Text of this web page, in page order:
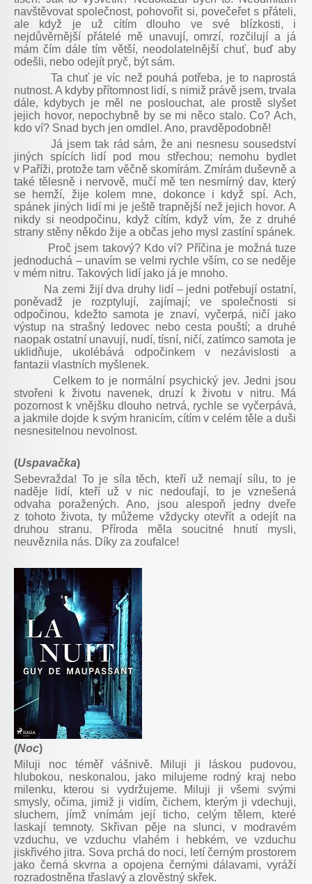
navštěvovat společnost, pohovořit si, povečeřet s přáteli,
ale když je už cítím dlouho ve své blízkosti, i
nejdůvěrnější přátelé mě unavují, omrzí, rozčilují a já
mám čím dále tím větší, neodolatelnější chuť, buď aby
odešli, nebo odejít pryč, být sám.
Ta chuť je víc než pouhá potřeba, je to naprostá
nutnost. A kdyby přítomnost lidí, s nimiž právě jsem, trvala
dále, kdybych je měl ne poslouchat, ale prostě slyšet
jejich hovor, nepochybně by se mi něco stalo. Co? Ach,
kdo ví? Snad bych jen omdlel. Ano, pravděpodobně!
Já jsem tak rád sám, že ani nesnesu sousedství
jiných spících lidí pod mou střechou; nemohu bydlet
v Paříži, protože tam věčně skomírám. Zmírám duševně a
také tělesně i nervově, mučí mě ten nesmírný dav, který
se hemží, žije kolem mne, dokonce i když spí. Ach,
spánek jiných lidí mi je ještě trapnější než jejich hovor. A
nikdy si neodpočinu, když cítím, když vím, že z druhé
strany stěny někdo žije a občas jeho mysl zastíní spánek.
Proč jsem takový? Kdo ví? Příčina je možná tuze
jednoduchá – unavím se velmi rychle vším, co se neděje
v mém nitru. Takových lidí jako já je mnoho.
Na zemi žijí dva druhy lidí – jedni potřebují ostatní,
poněvadž je rozptylují, zajímají; ve společnosti si
odpočinou, kdežto samota je znaví, vyčerpá, ničí jako
výstup na strašný ledovec nebo cesta pouští; a druhé
naopak ostatní unavují, nudí, tísní, ničí, zatímco samota je
uklidňuje, ukolébává odpočinkem v nezávislosti a
fantazii vlastních myšlenek.
Celkem to je normální psychický jev. Jedni jsou
stvořeni k životu navenek, druzí k životu v nitru. Má
pozornost k vnějšku dlouho netrvá, rychle se vyčerpává,
a jakmile dojde k svým hranicím, cítím v celém těle a duši
nesnesitelnou nevolnost.
(Uspavačka)
Sebevražda! To je síla těch, kteří už nemají sílu, to je
naděje lidí, kteří už v nic nedoufají, to je vznešená
odvaha poražených. Ano, jsou alespoň jedny dveře
z tohoto života, ty můžeme vždycky otevřít a odejít na
druhou stranu. Příroda měla soucitné hnutí mysli,
neuvěznila nás. Díky za zoufalce!
(Noc)
Miluji noc téměř vášnivě. Miluji ji láskou pudovou,
hlubokou, neskonalou, jako milujeme rodný kraj nebo
milenku, kterou si vydržujeme. Miluji ji všemi svými
smysly, očima, jimiž ji vidím, čichem, kterým ji vdechuji,
sluchem, jímž vnímám její ticho, celým tělem, které
laskají temnoty. Skřivan pěje na slunci, v modravém
vzduchu, ve vzduchu vlahém i hebkém, ve vzduchu
jiskřivého jitra. Sova prchá do noci, letí černým prostorem
jako černá skvrna a opojena černými dálavami, vyráží
rozradostněna třaslavý a zlověstný skřek.